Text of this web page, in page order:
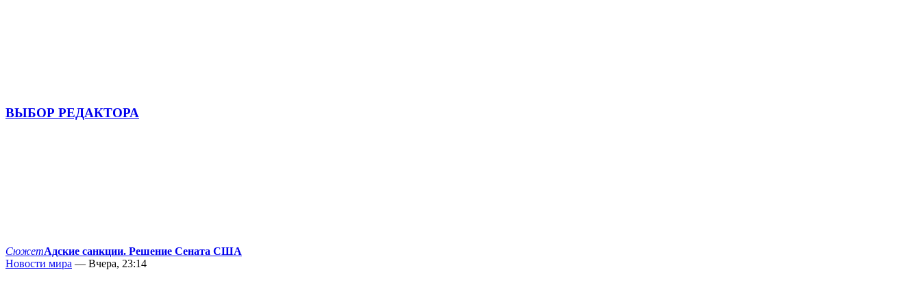
ВЫБОР РЕДАКТОРА
СюжетАдские санкции. Решение Сената США
Новости мира — Вчера, 23:14